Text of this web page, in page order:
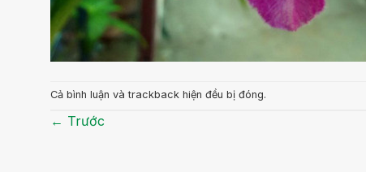
Cả bình luận và trackback hiện đều bị đóng.
← Trước